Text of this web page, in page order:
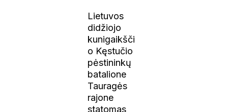
Lietuvos
didžiojo
kunigaikšči
o Kęstučio
pėstininkų
batalione
Tauragės
rajone
statomas